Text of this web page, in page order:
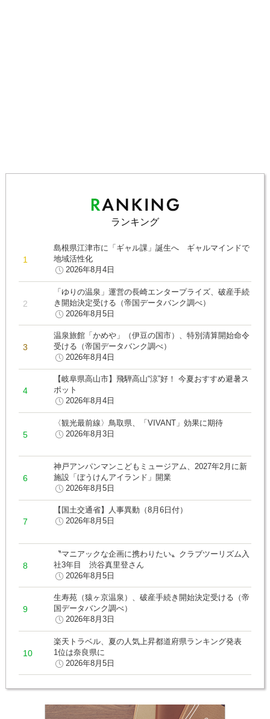
ランキング
島根県江津市に「ギャル課」誕生へ ギャルマインドで
地域活性化
2026年8月4日
「ゆりの温泉」運営の長崎エンタープライズ、破産手続
き開始決定受ける（帝国データバンク調べ）
2026年8月5日
温泉旅館「かめや」（伊豆の国市）、特別清算開始命令
受ける（帝国データバンク調べ）
2026年8月4日
【岐阜県高山市】飛騨高山“涼”好！ 今夏おすすめ避暑ス
ポット
2026年8月4日
〈観光最前線〉鳥取県、「VIVANT」効果に期待
2026年8月3日
神戸アンパンマンこどもミュージアム、2027年2月に新
施設「ぼうけんアイランド」開業
2026年8月5日
【国土交通省】人事異動（8月6日付）
2026年8月5日
〝マニアックな企画に携わりたい〟クラブツーリズム入
社3年目 渋谷真里登さん
2026年8月5日
生寿苑（猿ヶ京温泉）、破産手続き開始決定受ける（帝
国データバンク調べ）
2026年8月3日
楽天トラベル、夏の人気上昇都道府県ランキング発表
1位は奈良県に
2026年8月5日